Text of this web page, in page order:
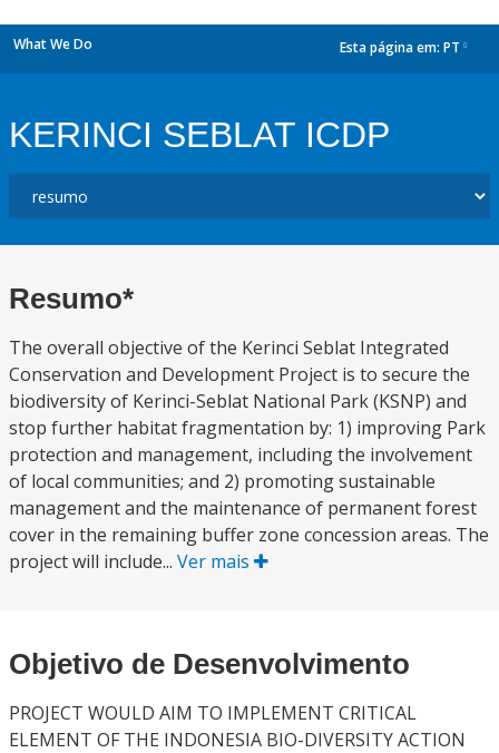
What We Do Esta página em: PT
KERINCI SEBLAT ICDP
Resumo*
The overall objective of the Kerinci Seblat Integrated
Conservation and Development Project is to secure the
biodiversity of Kerinci-Seblat National Park (KSNP) and
stop further habitat fragmentation by: 1) improving Park
protection and management, including the involvement
of local communities; and 2) promoting sustainable
management and the maintenance of permanent forest
cover in the remaining buffer zone concession areas. The
project will include... Ver mais
Objetivo de Desenvolvimento
PROJECT WOULD AIM TO IMPLEMENT CRITICAL
ELEMENT OF THE INDONESIA BIO-DIVERSITY ACTION